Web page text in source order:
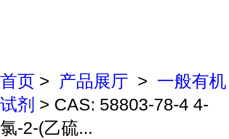
首页 > 产品展厅 > 一般有机
试剂 > CAS: 58803-78-4 4-
氯-2-(乙硫...